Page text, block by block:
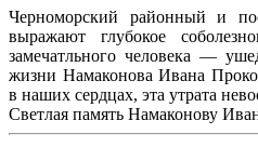
Черноморский районный и
выражают глубокое
замечатльного человека —
жизни Намаконова Ивана
в наших сердцах, эта утрата
Светлая память Намаконову